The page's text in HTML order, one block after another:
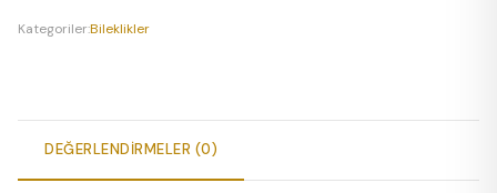
₺239,90.
Kategoriler:Bileklikler
DEĞERLENDIRMELER (0)